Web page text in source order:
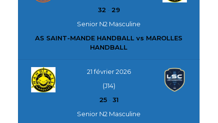
32
29
Senior N2 Masculine
AS SAINT-MANDE HANDBALL vs MAROLLES
HANDBALL
21 février 2026
(J14)
25- 31
Senior N2 Masculine